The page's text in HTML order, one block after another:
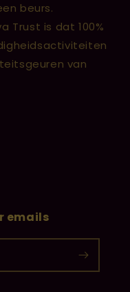
beurs.
Trust is dat 100%
van
emails